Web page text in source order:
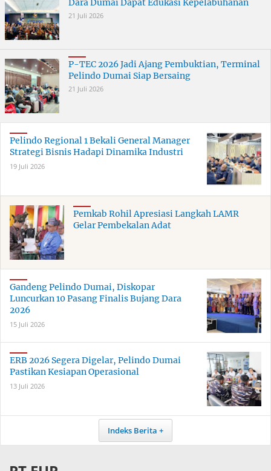
Dara Dumai Dapat Edukasi Kepelabuhanan
21 Juli 2026
P-TEC 2026 Jadi Ajang Pembuktian, Terminal
Pelindo Dumai Siap Bersaing
21 Juli 2026
Pelindo Regional 1 Bekali General Manager
Strategi Bisnis Hadapi Dinamika Industri
19 Juli 2026
Pemkab Rohil Apresiasi Langkah LAMR
Gelar Pembekalan Adat
Gandeng Pelindo Dumai, Diskopar
Luncurkan 10 Pasang Finalis Bujang Dara
2026
15 Juli 2026
ERB 2026 Segera Digelar, Pelindo Dumai
Pastikan Kesiapan Operasional
13 Juli 2026
Indeks Berita